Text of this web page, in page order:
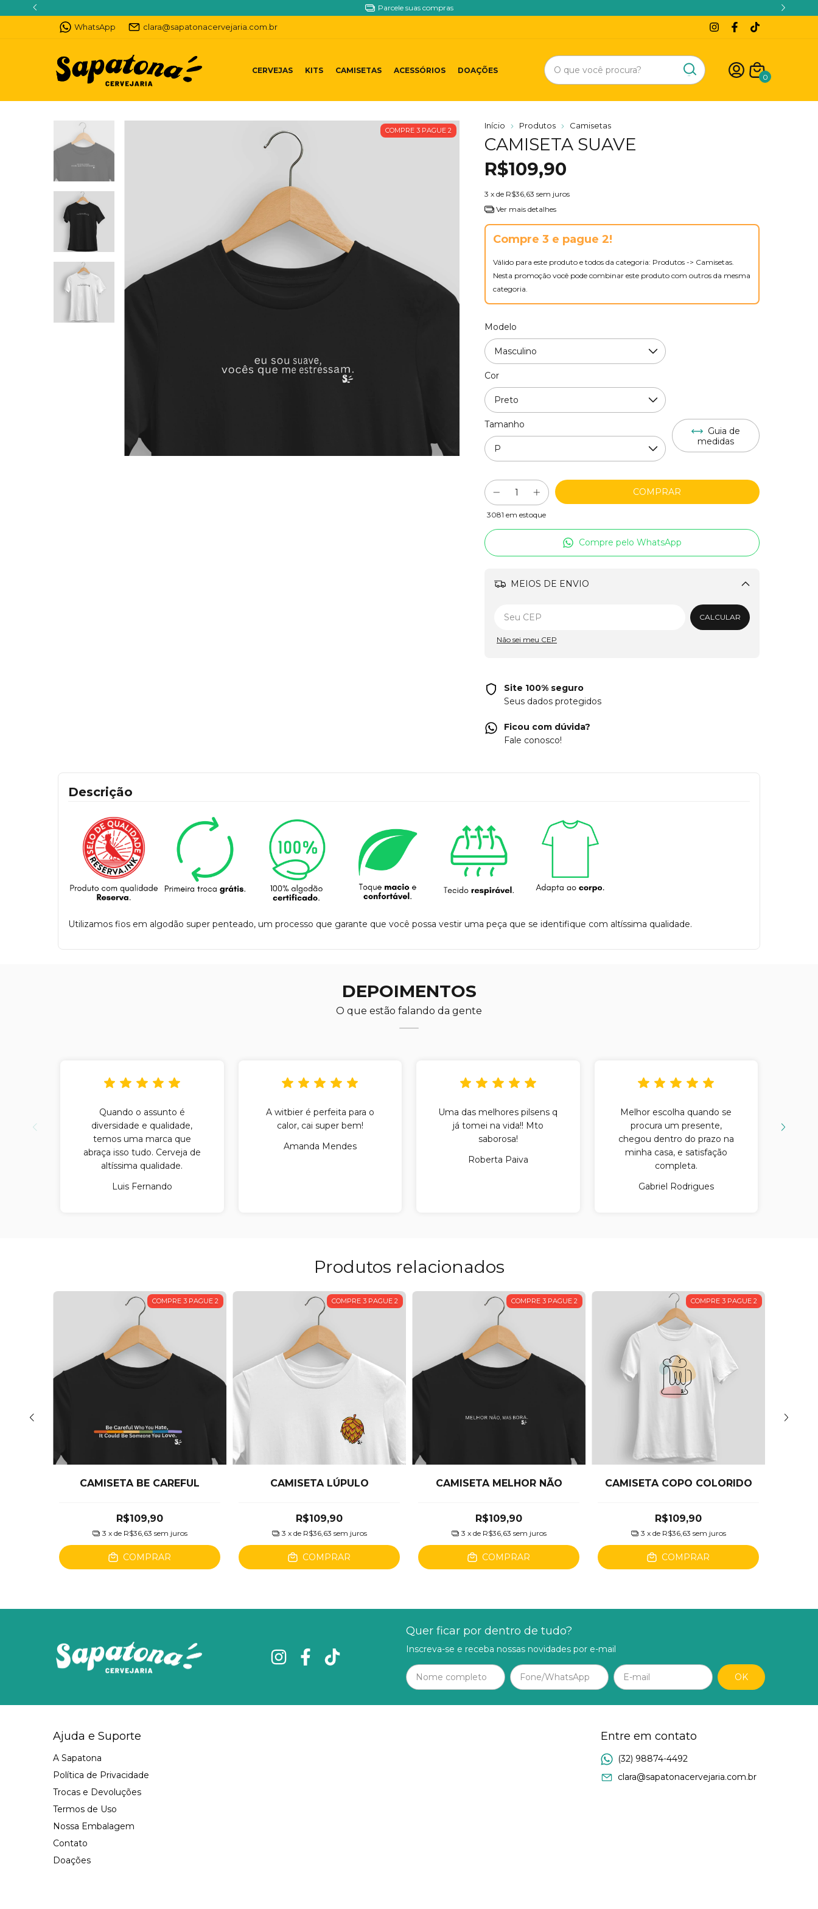
WhatsApp clara@sapatonacervejaria.com.br
CERVEJAS KITS CAMISETAS ACESSÓRIOS DOAÇÕES
0
COMPRE 3 PAGUE 2 Início Produtos Camisetas
CAMISETA SUAVE
R$109,90
3 x de R$36,63 sem juros
Ver mais detalhes
Compre 3 e pague 2!
Válido para este produto e todos da categoria: Produtos -> Camisetas.
Nesta promoção você pode combinar este produto com outros da mesma
categoria.
Modelo
Cor
Tamanho
Guia de
medidas
3081 em estoque
Compre pelo WhatsApp
MEIOS DE ENVIO
Alterar CEP
CALCULAR
Não sei meu CEP
Site 100% seguro
Seus dados protegidos
Ficou com dúvida?
Fale conosco!
Descrição
Utilizamos fios em algodão super penteado, um processo que garante que você possa vestir uma peça que se identifique com altíssima qualidade.
DEPOIMENTOS
O que estão falando da gente
Quando o assunto é
diversidade e qualidade,
temos uma marca que
abraça isso tudo. Cerveja de
altíssima qualidade.
Luis Fernando
A witbier é perfeita para o
calor, cai super bem!
Amanda Mendes
Uma das melhores pilsens q
já tomei na vida!! Mto
saborosa!
Roberta Paiva
Melhor escolha quando se
procura um presente,
chegou dentro do prazo na
minha casa, e satisfação
completa.
Gabriel Rodrigues
Produtos relacionados
COMPRE 3 PAGUE 2
CAMISETA BE CAREFUL
R$109,90
3 x de R$36,63 sem juros
COMPRAR
COMPRE 3 PAGUE 2
CAMISETA LÚPULO
R$109,90
3 x de R$36,63 sem juros
COMPRAR
COMPRE 3 PAGUE 2
CAMISETA MELHOR NÃO
R$109,90
3 x de R$36,63 sem juros
COMPRAR
COMPRE 3 PAGUE 2
CAMISETA COPO COLORIDO
R$109,90
3 x de R$36,63 sem juros
COMPRAR
Quer ficar por dentro de tudo?
Inscreva-se e receba nossas novidades por e-mail
Ajuda e Suporte
A Sapatona
Política de Privacidade
Trocas e Devoluções
Termos de Uso
Nossa Embalagem
Contato
Doações
Entre em contato
(32) 98874-4492
clara@sapatonacervejaria.com.br